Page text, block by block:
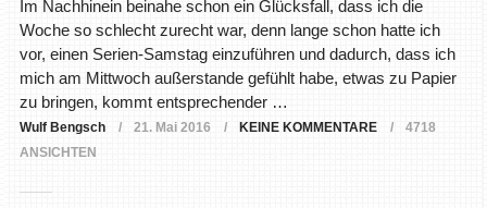
Im Nachhinein beinahe schon ein Glücksfall, dass ich die
Woche so schlecht zurecht war, denn lange schon hatte ich
vor, einen Serien-Samstag einzuführen und dadurch, dass ich
mich am Mittwoch außerstande gefühlt habe, etwas zu Papier
zu bringen, kommt entsprechender …
Wulf Bengsch 21. Mai 2016 KEINE KOMMENTARE
4718
ANSICHTEN